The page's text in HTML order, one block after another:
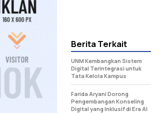
Berita Terkait
UNM Kembangkan Sistem
Digital Terintegrasi untuk
Tata Kelola Kampus
Farida Aryani Dorong
Pengembangan Konseling
Digital yang Inklusif di Era AI